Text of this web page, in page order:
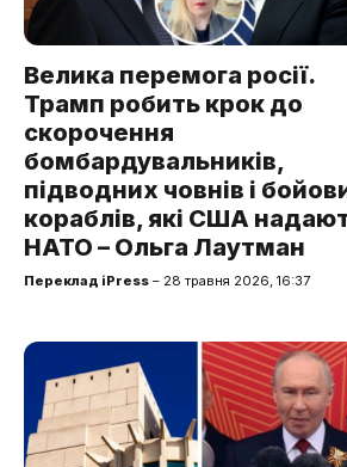
Велика перемога росії.
Трамп робить крок до
скорочення
бомбардувальників,
підводних човнів і
кораблів, які США
НАТО – Ольга Лаутман
Переклад iPress – 28 травня 2026, 16:37